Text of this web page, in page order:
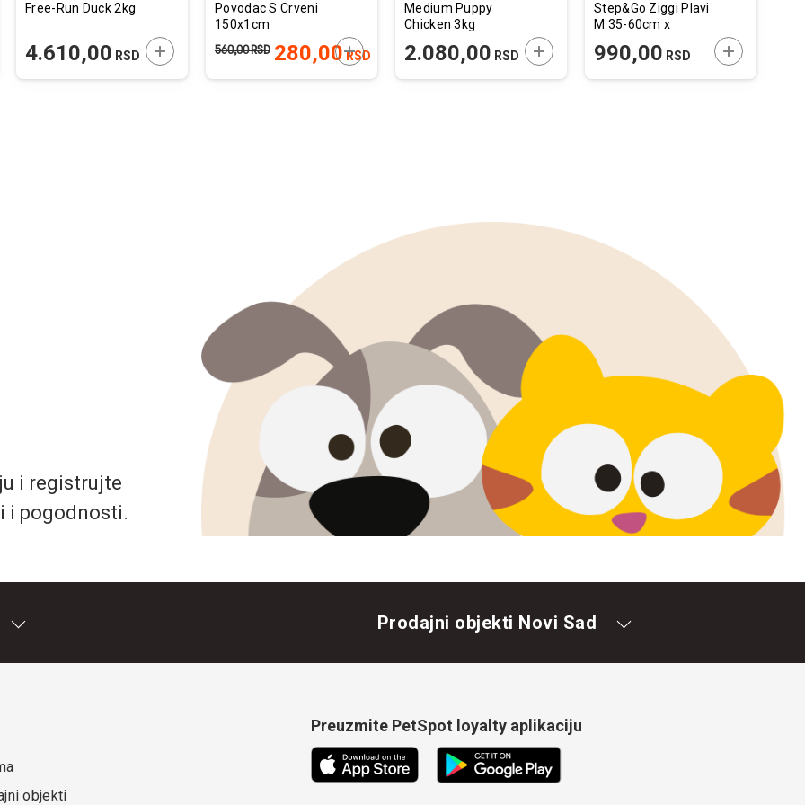
U KORPU
Free-Run Duck 2kg
4.610,00 RSD DODAJTE U KORPU
Povodac S Crveni
150x1cm
280,00RSD
560,00RSD DODAJTE U KORPU
Medium Puppy
Chicken 3kg
2.080,00 RSD DODAJTE U KORPU
Step&Go Ziggi Plavi
M 35-60cm x
990,00 RSD DODAJTE U
i registrujte
i pogodnosti.
Prodajni objekti Novi Sad
objekti
Preuzmite PetSpot loyalty aplikaciju